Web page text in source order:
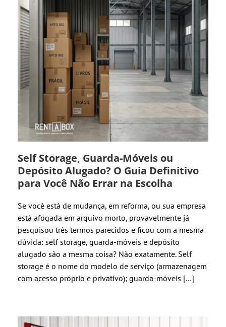
Self Storage, Guarda-Móveis ou
Depósito Alugado? O Guia Definitivo
para Você Não Errar na Escolha
Se você está de mudança, em reforma, ou sua empresa
está afogada em arquivo morto, provavelmente já
pesquisou três termos parecidos e ficou com a mesma
dúvida: self storage, guarda-móveis e depósito
alugado são a mesma coisa? Não exatamente. Self
storage é o nome do modelo de serviço (armazenagem
com acesso próprio e privativo); guarda-móveis […]